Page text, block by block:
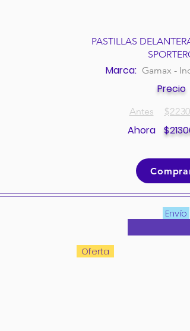
PASTILLAS
SPORTERO
Marca: Gamax -
Precio
Antes $
Ahora $
Comprar
Envío
Oferta